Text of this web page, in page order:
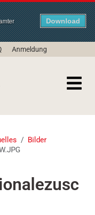
Download
Anmeldung
Bilder